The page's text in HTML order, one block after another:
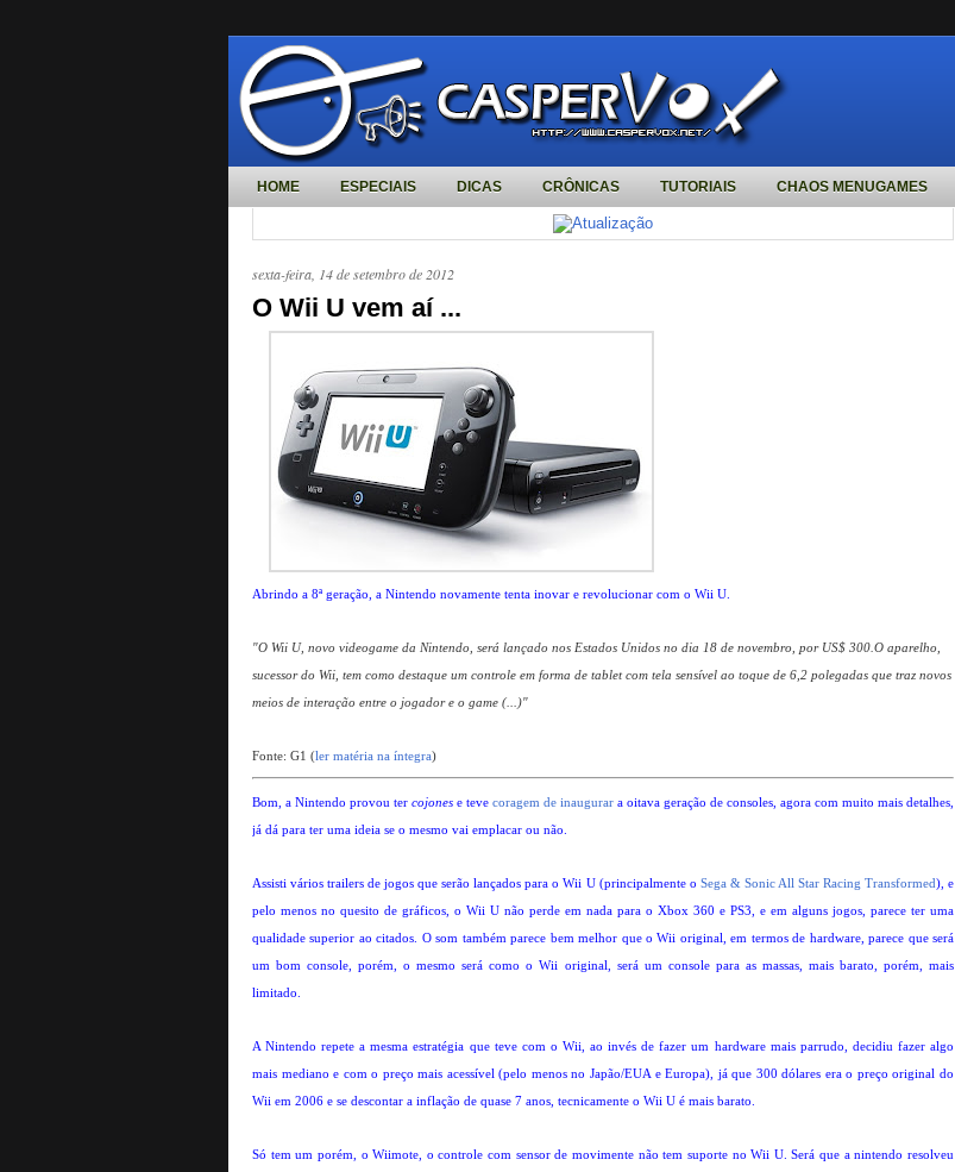
HOME ESPECIAIS DICAS CRÔNICAS TUTORIAIS CHAOS MENUGAMES
sexta-feira, 14 de setembro de 2012
O Wii U vem aí ...
Abrindo a 8ª geração, a Nintendo novamente tenta inovar e revolucionar com o Wii U.
"O Wii U, novo videogame da Nintendo, será lançado nos Estados Unidos no dia 18 de novembro, por US$ 300.O aparelho,
sucessor do Wii, tem como destaque um controle em forma de tablet com tela sensível ao toque de 6,2 polegadas que traz novos
meios de interação entre o jogador e o game (...)"
Fonte: G1 (ler matéria na íntegra)
Bom, a Nintendo provou ter cojones e teve coragem de inaugurar a oitava geração de consoles, agora com muito mais detalhes,
já dá para ter uma ideia se o mesmo vai emplacar ou não.
Assisti vários trailers de jogos que serão lançados para o Wii U (principalmente o Sega & Sonic All Star Racing Transformed), e
pelo menos no quesito de gráficos, o Wii U não perde em nada para o Xbox 360 e PS3, e em alguns jogos, parece ter uma
qualidade superior ao citados. O som também parece bem melhor que o Wii original, em termos de hardware, parece que será
um bom console, porém, o mesmo será como o Wii original, será um console para as massas, mais barato, porém, mais
limitado.
A Nintendo repete a mesma estratégia que teve com o Wii, ao invés de fazer um hardware mais parrudo, decidiu fazer algo
mais mediano e com o preço mais acessível (pelo menos no Japão/EUA e Europa), já que 300 dólares era o preço original do
Wii em 2006 e se descontar a inflação de quase 7 anos, tecnicamente o Wii U é mais barato.
Só tem um porém, o Wiimote, o controle com sensor de movimente não tem suporte no Wii U. Será que a nintendo resolveu